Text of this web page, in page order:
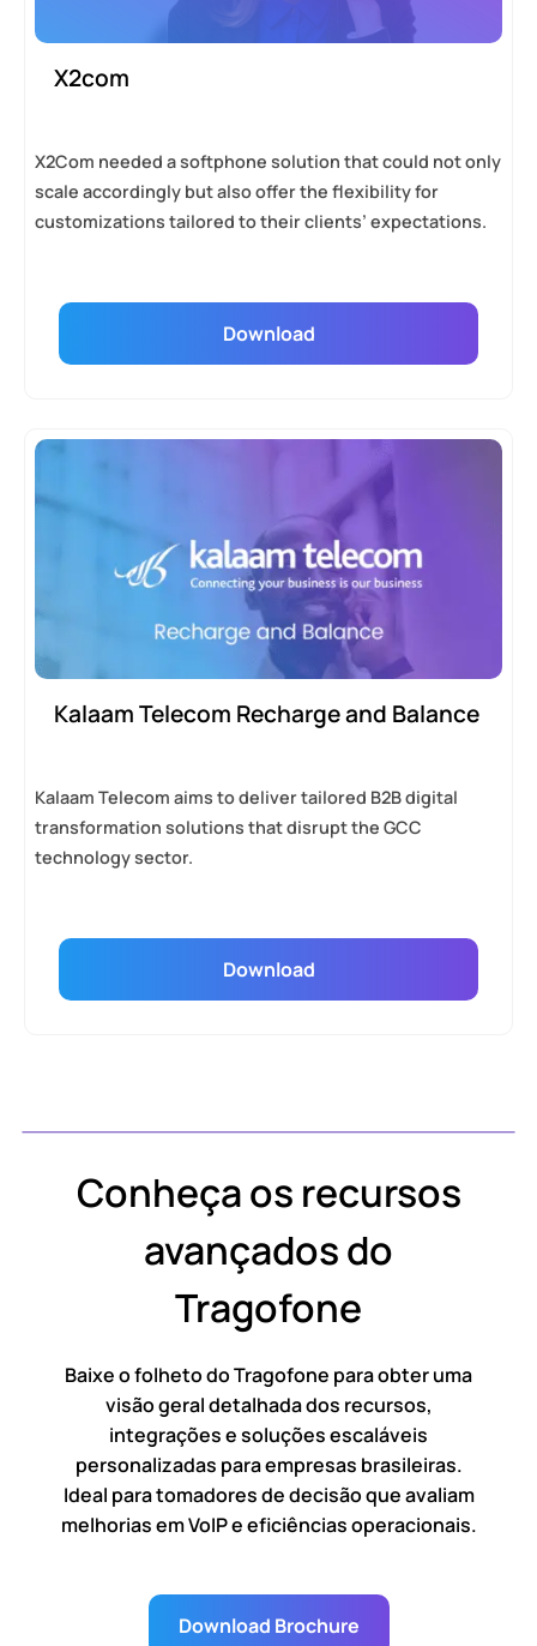
X2com
X2Com needed a softphone solution that could not only
scale accordingly but also offer the flexibility for
customizations tailored to their clients’ expectations.
Download
Kalaam Telecom Recharge and Balance
Kalaam Telecom aims to deliver tailored B2B digital
transformation solutions that disrupt the GCC
technology sector.
Download
Conheça os recursos
avançados do
Tragofone
Baixe o folheto do Tragofone para obter uma
visão geral detalhada dos recursos,
integrações e soluções escaláveis
personalizadas para empresas brasileiras.
Ideal para tomadores de decisão que avaliam
melhorias em VoIP e eficiências operacionais.
Download Brochure